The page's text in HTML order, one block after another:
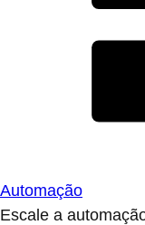
Automação
Escale a